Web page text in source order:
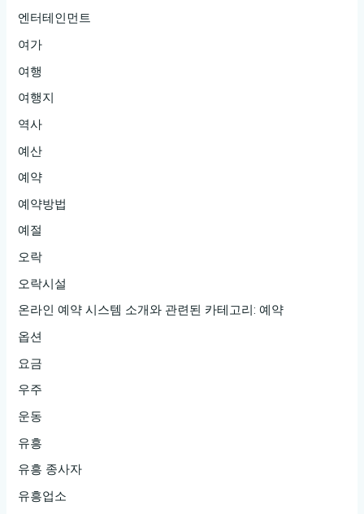
엔터테인먼트
여가
여행
여행지
역사
예산
예약
예약방법
예절
오락
오락시설
온라인 예약 시스템 소개와 관련된 카테고리: 예약
옵션
요금
우주
운동
유흥
유흥 종사자
유흥업소